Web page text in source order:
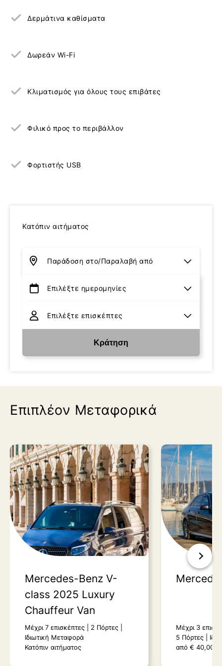
Κατόπιν αιτήματος
Κράτηση
Δερμάτινα καθίσματα
Δωρεάν Wi-Fi
Κλιματισμός για όλους τους επιβάτες
Φιλικό προς το περιβάλλον
Φορτιστής USB
Επιπλέον Μεταφορικά
Mercedes-Benz V-
class 2025 Luxury
Chauffeur Van
Μέχρι 7 επισκέπτες
2 Πόρτες
Ιδιωτική Μεταφορά
Κατόπιν αιτήματος
Μέχρι 3
5 Πόρτες
από € 40,00